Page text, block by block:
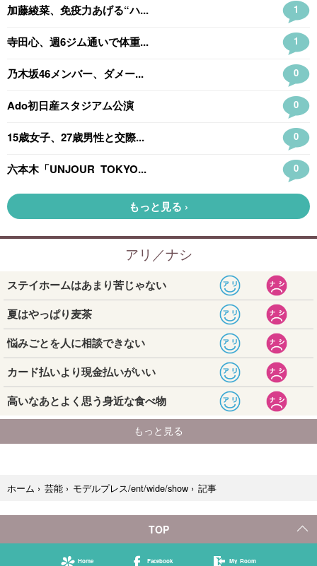
ホーム › 芸能 › モデルプレス/ent/wide/show › 記事
TOP
Home Facebook My Room